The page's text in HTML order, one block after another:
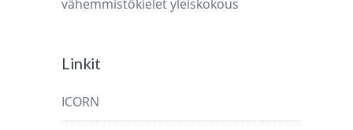
vähemmistökieletyleiskokous
Linkit
ICORN